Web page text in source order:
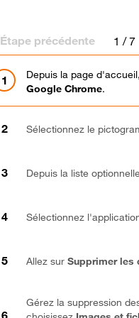
Étape précédente 1 / 7
Depuis la page
Google Chrome.
Sélectionnez le
Depuis la liste
Sélectionnez
Allez surSupprimer les
Gérez la suppression